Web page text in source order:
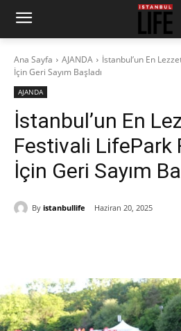
Ana Sayfa AJANDA
İstanbul’un En
İçin Geri Sayım Başladı
AJANDA
İstanbul’un En
Festivali LifePark
İçin Geri Sayım
By istanbullife Haziran 20, 2025